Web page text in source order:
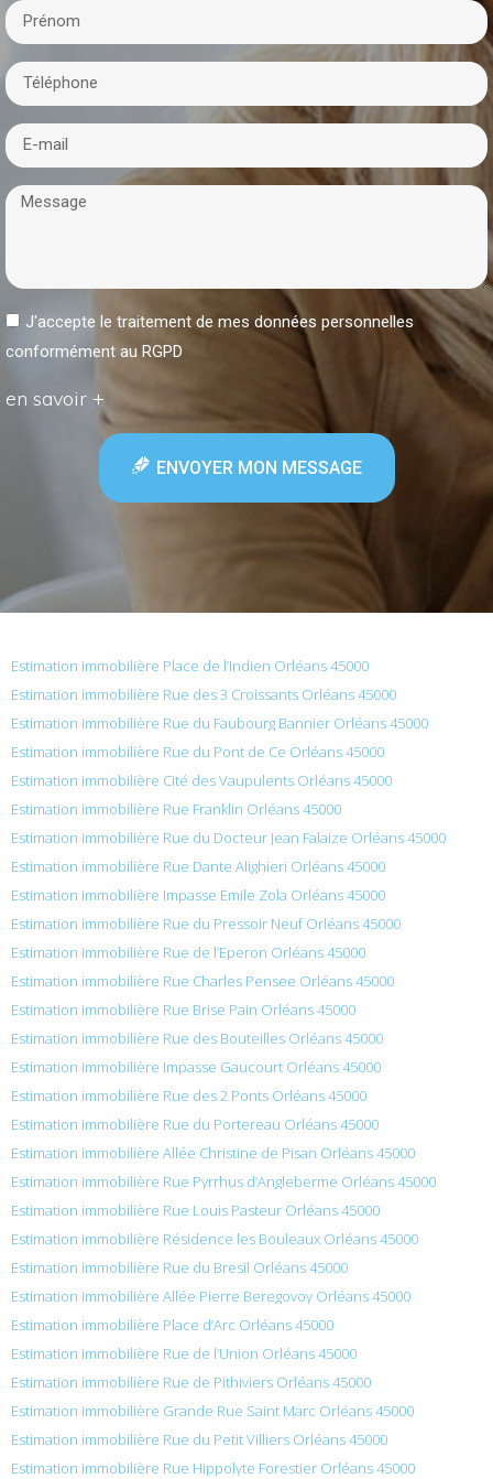
J'accepte le traitement de mes données personnelles
conformément au RGPD
en savoir +
ENVOYER MON MESSAGE
Estimation immobilière Place de l’Indien Orléans 45000
Estimation immobilière Rue des 3 Croissants Orléans 45000
Estimation immobilière Rue du Faubourg Bannier Orléans 45000
Estimation immobilière Rue du Pont de Ce Orléans 45000
Estimation immobilière Cité des Vaupulents Orléans 45000
Estimation immobilière Rue Franklin Orléans 45000
Estimation immobilière Rue du Docteur Jean Falaize Orléans 45000
Estimation immobilière Rue Dante Alighieri Orléans 45000
Estimation immobilière Impasse Émile Zola Orléans 45000
Estimation immobilière Rue du Pressoir Neuf Orléans 45000
Estimation immobilière Rue de l’Eperon Orléans 45000
Estimation immobilière Rue Charles Pensee Orléans 45000
Estimation immobilière Rue Brise Pain Orléans 45000
Estimation immobilière Rue des Bouteilles Orléans 45000
Estimation immobilière Impasse Gaucourt Orléans 45000
Estimation immobilière Rue des 2 Ponts Orléans 45000
Estimation immobilière Rue du Portereau Orléans 45000
Estimation immobilière Allée Christine de Pisan Orléans 45000
Estimation immobilière Rue Pyrrhus d’Angleberme Orléans 45000
Estimation immobilière Rue Louis Pasteur Orléans 45000
Estimation immobilière Résidence les Bouleaux Orléans 45000
Estimation immobilière Rue du Bresil Orléans 45000
Estimation immobilière Allée Pierre Beregovoy Orléans 45000
Estimation immobilière Place d’Arc Orléans 45000
Estimation immobilière Rue de l’Union Orléans 45000
Estimation immobilière Rue de Pithiviers Orléans 45000
Estimation immobilière Grande Rue Saint Marc Orléans 45000
Estimation immobilière Rue du Petit Villiers Orléans 45000
Estimation immobilière Rue Hippolyte Forestier Orléans 45000